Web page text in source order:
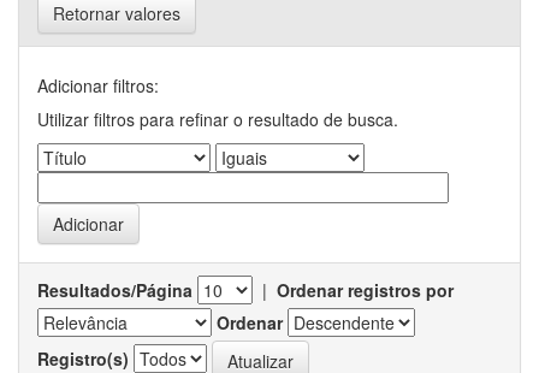
Retornar valores
Adicionar filtros:
Utilizar filtros para refinar o resultado de busca.
Resultados/Página | Ordenar registros por
Ordenar
Registro(s)